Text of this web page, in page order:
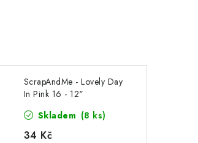
ScrapAndMe - Lovely Day
In Pink 16 - 12"
vystřihováníí
Skladem (8 ks)
34 Kč